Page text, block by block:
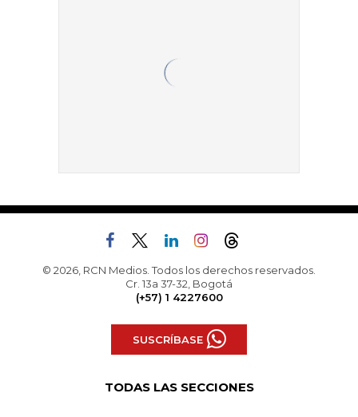
© 2026, RCN Medios. Todos los derechos reservados.
Cr. 13a 37-32, Bogotá
(+57) 1 4227600
SUSCRÍBASE
TODAS LAS SECCIONES